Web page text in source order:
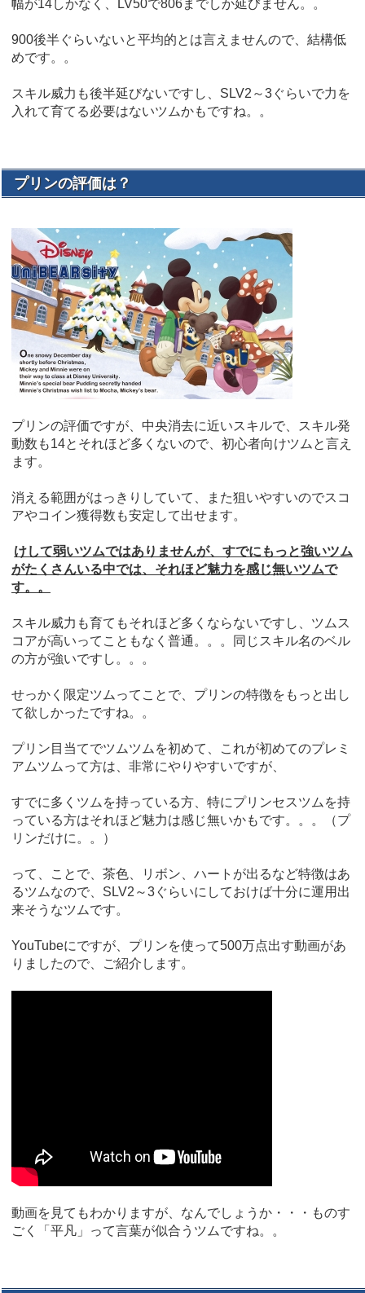
幅が14しかなく、LV50で806までしか延びません。。
900後半ぐらいないと平均的とは言えませんので、結構低
めです。。
スキル威力も後半延びないですし、SLV2～3ぐらいで力を
入れて育てる必要はないツムかもですね。。
プリンの評価は？
プリンの評価ですが、中央消去に近いスキルで、スキル発
動数も14とそれほど多くないので、初心者向けツムと言え
ます。
消える範囲がはっきりしていて、また狙いやすいのでスコ
アやコイン獲得数も安定して出せます。
けして弱いツムではありませんが、すでにもっと強いツム
がたくさんいる中では、それほど魅力を感じ無いツムで
す。。
スキル威力も育てもそれほど多くならないですし、ツムス
コアが高いってこともなく普通。。。同じスキル名のベル
の方が強いですし。。。
せっかく限定ツムってことで、プリンの特徴をもっと出し
て欲しかったですね。。
プリン目当てでツムツムを初めて、これが初めてのプレミ
アムツムって方は、非常にやりやすいですが、
すでに多くツムを持っている方、特にプリンセスツムを持
っている方はそれほど魅力は感じ無いかもです。。。（プ
リンだけに。。）
って、ことで、茶色、リボン、ハートが出るなど特徴はあ
るツムなので、SLV2～3ぐらいにしておけば十分に運用出
来そうなツムです。
YouTubeにですが、プリンを使って500万点出す動画があ
りましたので、ご紹介します。
動画を見てもわかりますが、なんでしょうか・・・ものす
ごく「平凡」って言葉が似合うツムですね。。